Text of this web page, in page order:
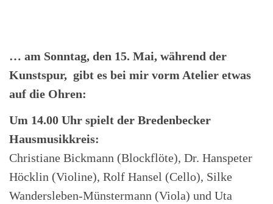
… am Sonntag, den 15. Mai, während der
Kunstspur, gibt es bei mir vorm Atelier etwas
auf die Ohren:
Um 14.00 Uhr spielt der Bredenbecker
Hausmusikkreis:
Christiane Bickmann (Blockflöte), Dr. Hanspeter
Höcklin (Violine), Rolf Hansel (Cello), Silke
Wandersleben-Münstermann (Viola) und Uta